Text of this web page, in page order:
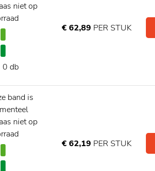
niet op
0 db
€ 62,89 PER STUK
band is
niet op
€ 62,19 PER STUK